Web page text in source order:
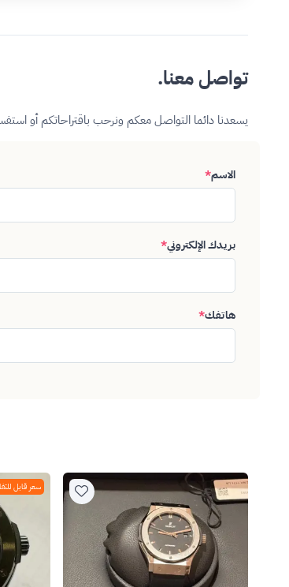
تواصل معنا.
يسعدنا دائما التواصل معكم ونرحب باقتراحاتكم أو
الاسم*
بريدك الإلكتروني*
هاتفك*
سعر قابل